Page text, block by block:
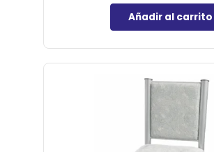
Añadir al carrito